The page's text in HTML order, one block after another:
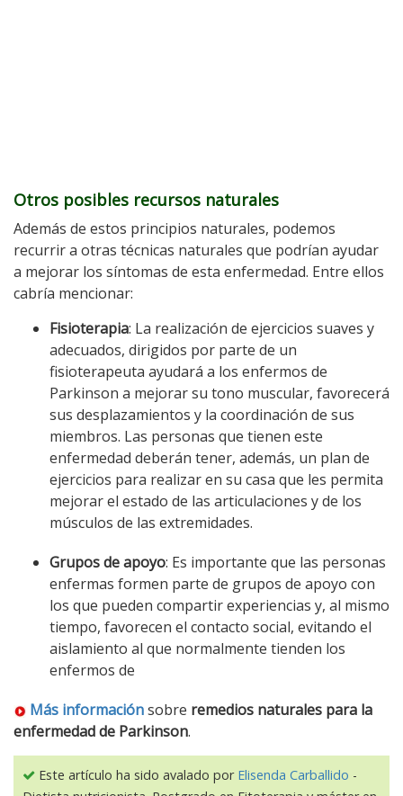
Otros posibles recursos naturales
Además de estos principios naturales, podemos
recurrir a otras técnicas naturales que podrían ayudar
a mejorar los síntomas de esta enfermedad. Entre ellos
cabría mencionar:
Fisioterapia: La realización de ejercicios suaves y
adecuados, dirigidos por parte de un
fisioterapeuta ayudará a los enfermos de
Parkinson a mejorar su tono muscular, favorecerá
sus desplazamientos y la coordinación de sus
miembros. Las personas que tienen este
enfermedad deberán tener, además, un plan de
ejercicios para realizar en su casa que les permita
mejorar el estado de las articulaciones y de los
músculos de las extremidades.
Grupos de apoyo: Es importante que las personas
enfermas formen parte de grupos de apoyo con
los que pueden compartir experiencias y, al mismo
tiempo, favorecen el contacto social, evitando el
aislamiento al que normalmente tienden los
enfermos de
Más informaciónsobre remedios naturales para la
enfermedad de Parkinson.
Este artículo ha sido avalado por Elisenda Carballido -